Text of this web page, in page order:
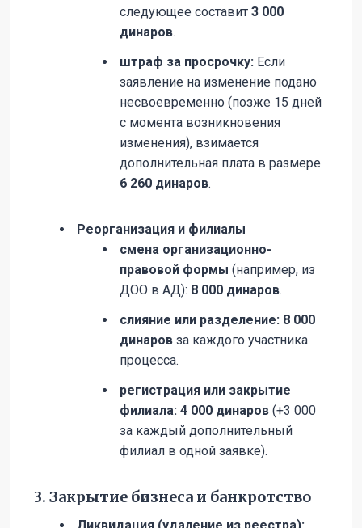
следующее составит 3 000
динаров.
штраф за просрочку: Если
заявление на изменение подано
несвоевременно (позже 15 дней
с момента возникновения
изменения), взимается
дополнительная плата в размере
6 260 динаров.
Реорганизация и филиалы
смена организационно-
правовой формы (например, из
ДОО в АД): 8 000 динаров.
слияние или разделение: 8 000
динаров за каждого участника
процесса.
регистрация или закрытие
филиала: 4 000 динаров (+3 000
за каждый дополнительный
филиал в одной заявке).
3. Закрытие бизнеса и банкротство